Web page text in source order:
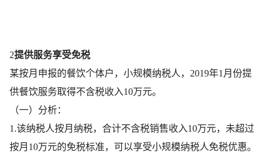
2提供服务享受免税
某按月申报的餐饮个体户，小规模纳税人，2019年1月份提
供餐饮服务取得不含税收入10万元。
（一）分析：
1.该纳税人按月纳税，合计不含税销售收入10万元，未超过
按月10万元的免税标准，可以享受小规模纳税人免税优惠。